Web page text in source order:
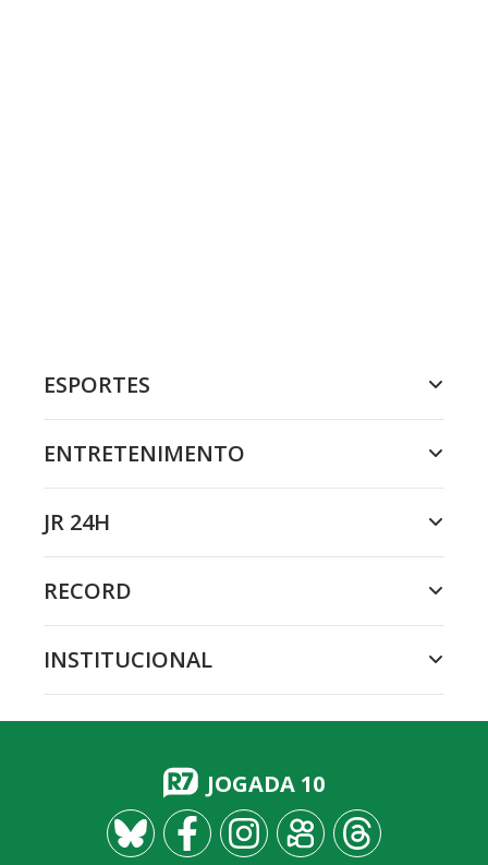
ESPORTES
ENTRETENIMENTO
JR 24H
RECORD
INSTITUCIONAL
JOGADA 10